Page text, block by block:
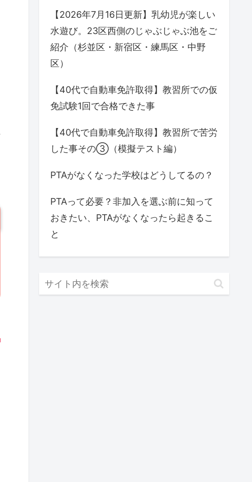
【2026年7月16日更新】乳幼児が楽しい
水遊び。23区西側のじゃぶじゃぶ池をご
紹介（杉並区・新宿区・練馬区・中野
区）
【40代で自動車免許取得】教習所での仮
免試験1回で合格できた事
【40代で自動車免許取得】教習所で苦労
した事その③（模擬テスト編）
PTAがなくなった学校はどうしてるの？
PTAって必要？非加入を選ぶ前に知って
おきたい、PTAがなくなったら起きるこ
と